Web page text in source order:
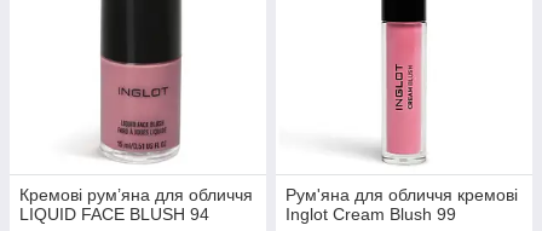
Кремові рум’яна для обличчя
LIQUID FACE BLUSH 94
Рум'яна для обличчя кремові
Inglot Cream Blush 99